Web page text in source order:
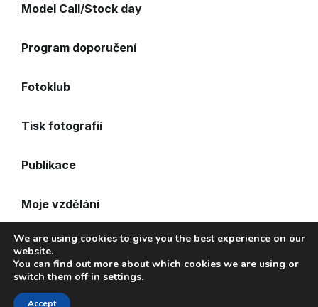
Model Call/Stock day
Program doporučení
Fotoklub
Tisk fotografií
Publikace
Moje vzdělání
Časté otázky
WordPress Theme Portfolico by
We are using cookies to give you the best experience on our
website.
You can find out more about which cookies we are using or
switch them off in settings.
Accept